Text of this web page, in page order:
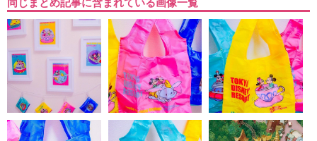
同じまとめ記事に含まれている画像一覧